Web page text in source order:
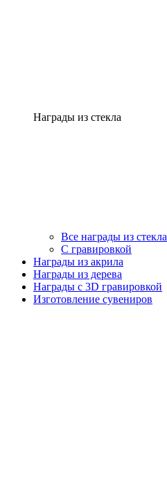
Награды из стекла
Все награды из стекла
С гравировкой
Награды из акрила
Награды из дерева
Награды с 3D гравировкой
Изготовление сувениров